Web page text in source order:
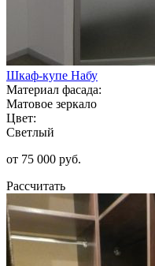
Шкаф-купе Набу
Материал фасада:
Матовое зеркало
Цвет:
Светлый
от 75 000 руб.
Рассчитать